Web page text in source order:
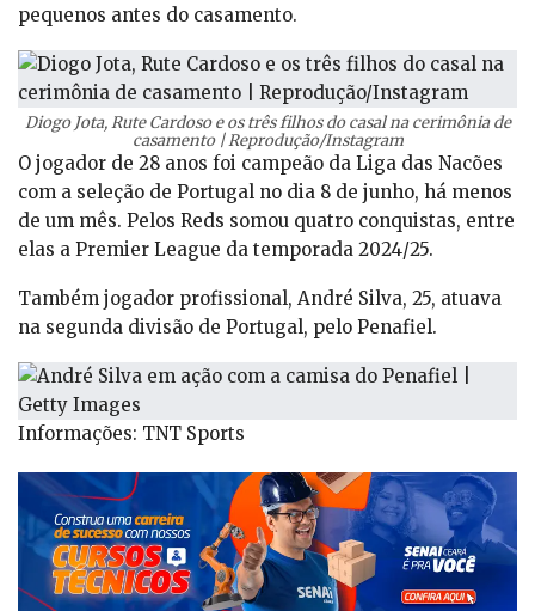
pequenos antes do casamento.
Diogo Jota, Rute Cardoso e os três filhos do casal na cerimônia de
casamento | Reprodução/Instagram
O jogador de 28 anos foi campeão da Liga das Nacões
com a seleção de Portugal no dia 8 de junho, há menos
de um mês. Pelos Reds somou quatro conquistas, entre
elas a Premier League da temporada 2024/25.
Também jogador profissional, André Silva, 25, atuava
na segunda divisão de Portugal, pelo Penafiel.
Informações: TNT Sports